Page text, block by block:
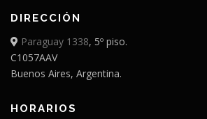
DIRECCIÓN
Paraguay 1338, 5º piso.
C1057AAV
Buenos Aires, Argentina.
HORARIOS